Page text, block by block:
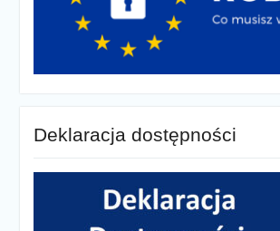
Deklaracja dostępności